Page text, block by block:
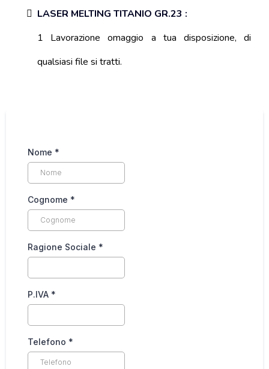
LASER MELTING TITANIO GR.23 :
1 Lavorazione omaggio a tua disposizione, di
qualsiasi file si tratti.
Nome *
Cognome *
Ragione Sociale *
P.IVA *
Telefono *